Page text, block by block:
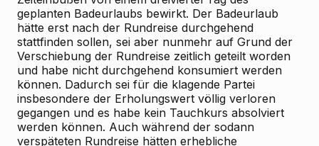
geplanten Badeurlaubs bewirkt. Der Badeurlaub
hätte erst nach der Rundreise durchgehend
stattfinden sollen, sei aber nunmehr auf Grund der
Verschiebung der Rundreise zeitlich geteilt worden
und habe nicht durchgehend konsumiert werden
können. Dadurch sei für die klagende Partei
insbesondere der Erholungswert völlig verloren
gegangen und es habe kein Tauchkurs absolviert
werden können. Auch während der sodann
verspäteten Rundreise hätten erhebliche